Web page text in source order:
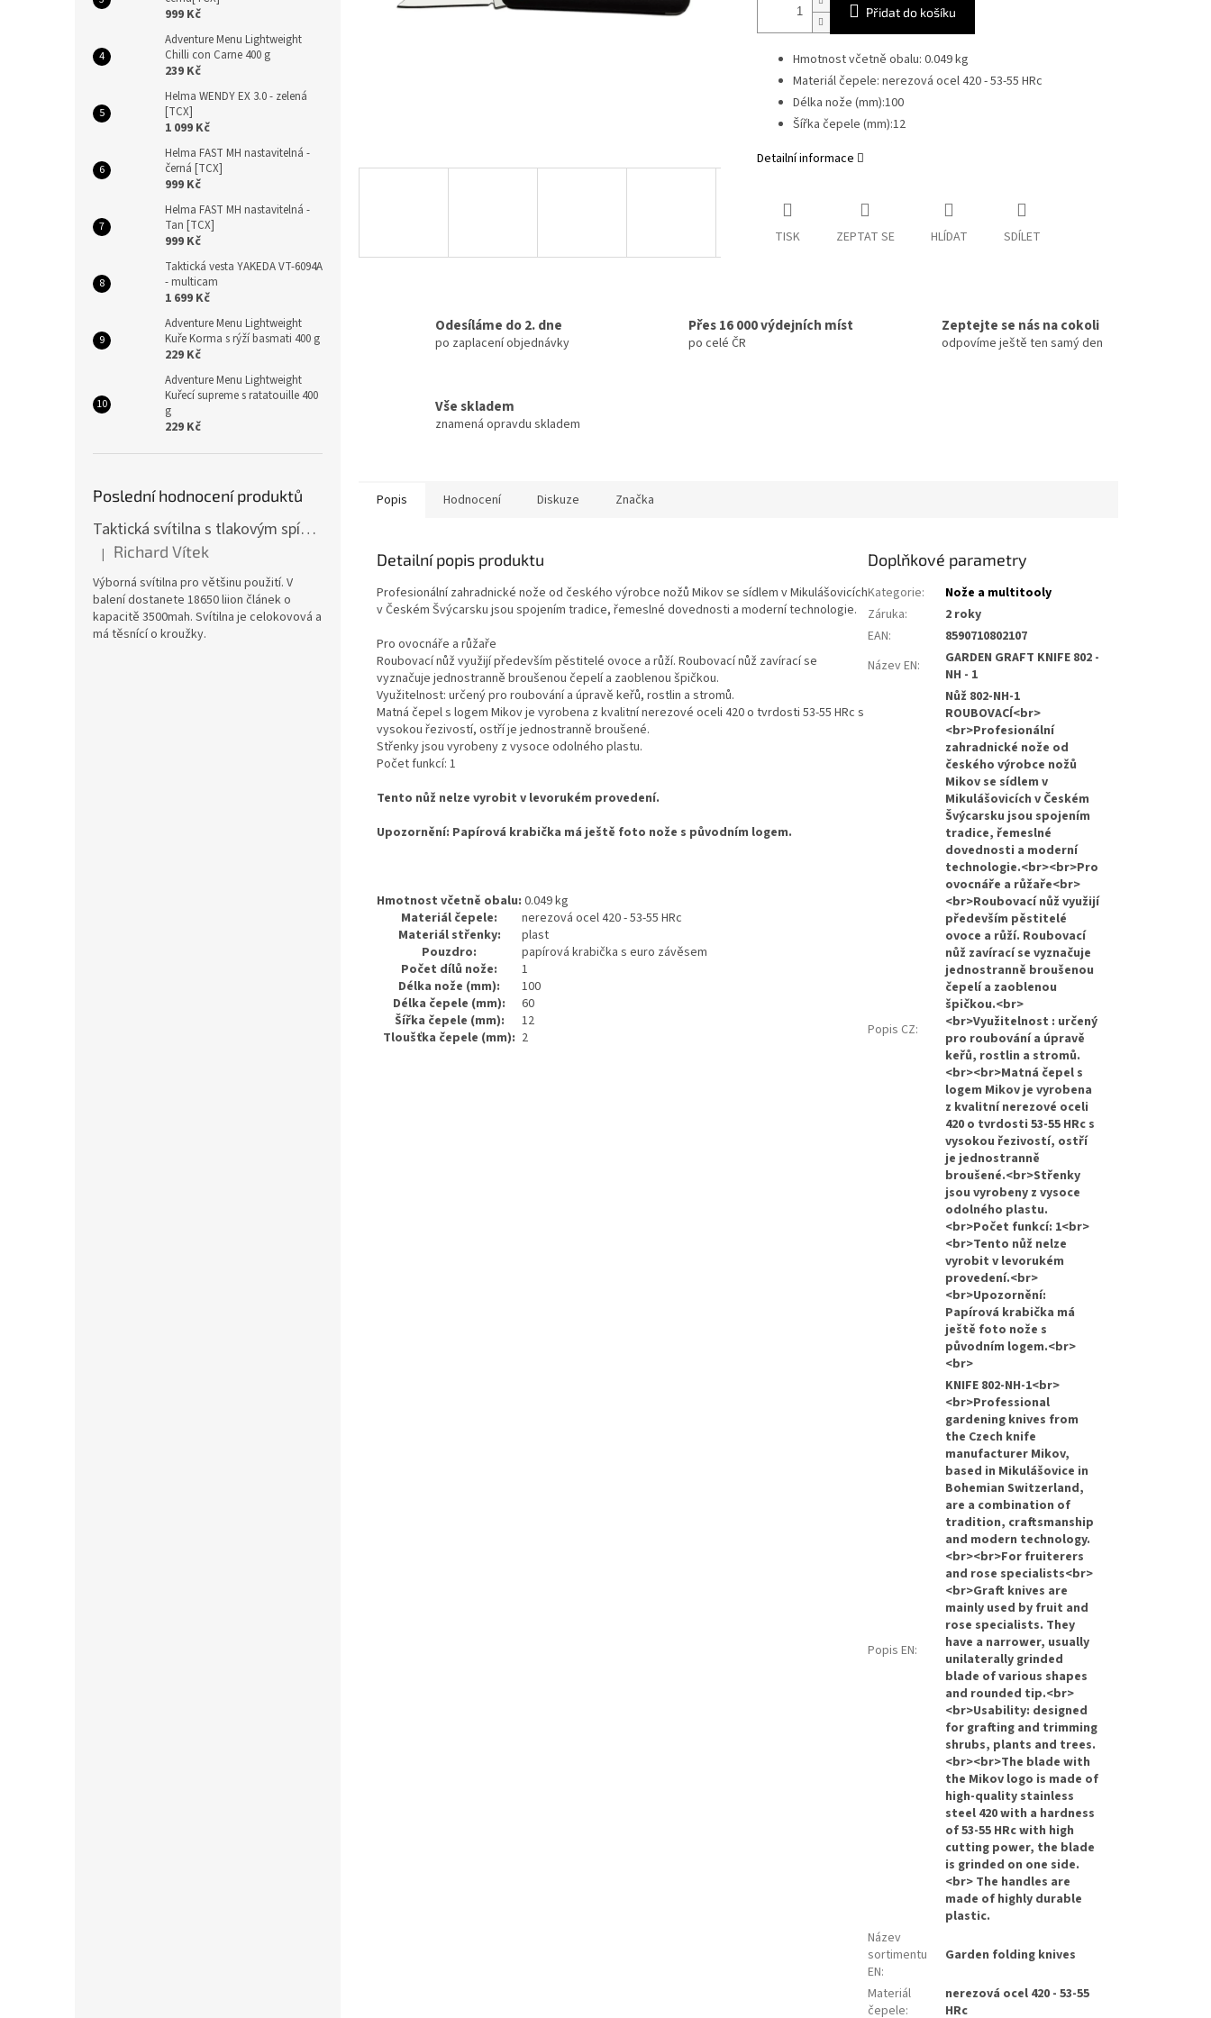
999 Kč
Adventure Menu Lightweight
Chilli con Carne 400 g
239 Kč
Helma WENDY EX 3.0 - zelená
[TCX]
1 099 Kč
Helma FAST MH nastavitelná -
černá [TCX]
999 Kč
Helma FAST MH nastavitelná -
Tan [TCX]
999 Kč
Taktická vesta YAKEDA VT-6094A
- multicam
1 699 Kč
Adventure Menu Lightweight
Kuře Korma s rýží basmati 400 g
229 Kč
Adventure Menu Lightweight
Kuřecí supreme s ratatouille 400
g
229 Kč
Poslední hodnocení produktů
Taktická svítilna s tlakovým spínačem [TCX]
Hodnocení produktu je 5 z 5 hvězdiček.
| Richard Vítek
Výborná svítilna pro většinu použití. V
balení dostanete 18650 liion článek o
kapacitě 3500mah. Svítilna je celokovová a
má těsnící o kroužky.
Přidat do košíku
Hmotnost včetně obalu: 0.049 kg
Materiál čepele: nerezová ocel 420 - 53-55 HRc
Délka nože (mm):100
Šířka čepele (mm):12
Detailní informace
TISK ZEPTAT SE HLÍDAT SDÍLET
Odesíláme do 2. dne
po zaplacení objednávky
Přes 16 000 výdejních míst
po celé ČR
Zeptejte se nás na cokoli
odpovíme ještě ten samý den
Vše skladem
znamená opravdu skladem
Popis Hodnocení Diskuze Značka
Detailní popis produktu
Profesionální zahradnické nože od českého výrobce nožů Mikov se sídlem v Mikulášovicích
v Českém Švýcarsku jsou spojením tradice, řemeslné dovednosti a moderní technologie.
Pro ovocnáře a růžaře
Roubovací nůž využijí především pěstitelé ovoce a růží. Roubovací nůž zavírací se
vyznačuje jednostranně broušenou čepelí a zaoblenou špičkou.
Využitelnost: určený pro roubování a úpravě keřů, rostlin a stromů.
Matná čepel s logem Mikov je vyrobena z kvalitní nerezové oceli 420 o tvrdosti 53-55 HRc s
vysokou řezivostí, ostří je jednostranně broušené.
Střenky jsou vyrobeny z vysoce odolného plastu.
Počet funkcí: 1
Tento nůž nelze vyrobit v levorukém provedení.
Upozornění: Papírová krabička má ještě foto nože s původním logem.
Hmotnost včetně obalu: 0.049 kg
Materiál čepele:
nerezová ocel 420 - 53-55 HRc
Materiál střenky:
plast
Pouzdro:
papírová krabička s euro závěsem
Počet dílů nože:
1
Délka nože (mm):
100
Délka čepele (mm):
60
Šířka čepele (mm):
12
Tloušťka čepele (mm): 2
Doplňkové parametry
Kategorie:
Nože a multitooly
Záruka:
2 roky
EAN:
8590710802107
Název EN:
GARDEN GRAFT KNIFE 802 -
NH - 1
Popis CZ:
Nůž 802-NH-1
ROUBOVACÍ<br>
<br>Profesionální
zahradnické nože od
českého výrobce nožů
Mikov se sídlem v
Mikulášovicích v Českém
Švýcarsku jsou spojením
tradice, řemeslné
dovednosti a moderní
technologie.<br><br>Pro
ovocnáře a růžaře<br>
<br>Roubovací nůž využijí
především pěstitelé
ovoce a růží. Roubovací
nůž zavírací se vyznačuje
jednostranně broušenou
čepelí a zaoblenou
špičkou.<br>
<br>Využitelnost : určený
pro roubování a úpravě
keřů, rostlin a stromů.
<br><br>Matná čepel s
logem Mikov je vyrobena
z kvalitní nerezové oceli
420 o tvrdosti 53-55 HRc s
vysokou řezivostí, ostří
je jednostranně
broušené.<br>Střenky
jsou vyrobeny z vysoce
odolného plastu.
<br>Počet funkcí: 1<br>
<br>Tento nůž nelze
vyrobit v levorukém
provedení.<br>
<br>Upozornění:
Papírová krabička má
ještě foto nože s
původním logem.<br>
<br>
Popis EN:
KNIFE 802-NH-1<br>
<br>Professional
gardening knives from
the Czech knife
manufacturer Mikov,
based in Mikulášovice in
Bohemian Switzerland,
are a combination of
tradition, craftsmanship
and modern technology.
<br><br>For fruiterers
and rose specialists<br>
<br>Graft knives are
mainly used by fruit and
rose specialists. They
have a narrower, usually
unilaterally grinded
blade of various shapes
and rounded tip.<br>
<br>Usability: designed
for grafting and trimming
shrubs, plants and trees.
<br><br>The blade with
the Mikov logo is made of
high-quality stainless
steel 420 with a hardness
of 53-55 HRc with high
cutting power, the blade
is grinded on one side.
<br> The handles are
made of highly durable
plastic.
Název
sortimentu
EN:
Garden folding knives
Materiál
čepele:
nerezová ocel 420 - 53-55
HRc